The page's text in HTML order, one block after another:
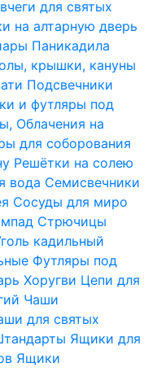
для святых
на алтарную дверь
Паникадила
крышки, кануны
Подсвечники
и футляры под
Облачения на
для соборования
Решётки на солею
вода Семисвечники
Сосуды для миро
Стрючицы
кадильный
Футляры под
Хоругви Цепи для
Чаши
для святых
Ящики для
Ящики